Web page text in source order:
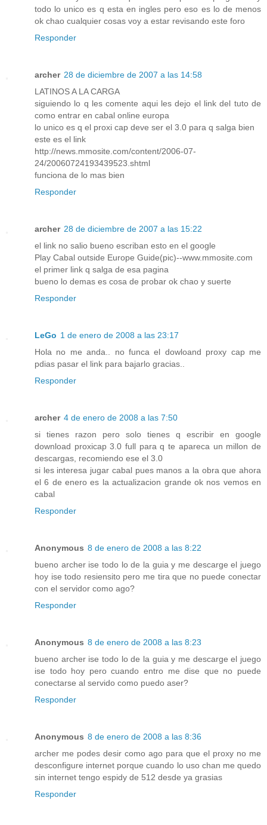
todo lo unico es q esta en ingles pero eso es lo de menos
ok chao cualquier cosas voy a estar revisando este foro
Responder
archer 28 de diciembre de 2007 a las 14:58
LATINOS A LA CARGA
siguiendo lo q les comente aqui les dejo el link del tuto de
como entrar en cabal online europa
lo unico es q el proxi cap deve ser el 3.0 para q salga bien
este es el link
http://news.mmosite.com/content/2006-07-
24/20060724193439523.shtml
funciona de lo mas bien
Responder
archer 28 de diciembre de 2007 a las 15:22
el link no salio bueno escriban esto en el google
Play Cabal outside Europe Guide(pic)--www.mmosite.com
el primer link q salga de esa pagina
bueno lo demas es cosa de probar ok chao y suerte
Responder
LeGo 1 de enero de 2008 a las 23:17
Hola no me anda.. no funca el dowloand proxy cap me
pdias pasar el link para bajarlo gracias..
Responder
archer 4 de enero de 2008 a las 7:50
si tienes razon pero solo tienes q escribir en google
download proxicap 3.0 full para q te apareca un millon de
descargas, recomiendo ese el 3.0
si les interesa jugar cabal pues manos a la obra que ahora
el 6 de enero es la actualizacion grande ok nos vemos en
cabal
Responder
Anonymous 8 de enero de 2008 a las 8:22
bueno archer ise todo lo de la guia y me descarge el juego
hoy ise todo resiensito pero me tira que no puede conectar
con el servidor como ago?
Responder
Anonymous 8 de enero de 2008 a las 8:23
bueno archer ise todo lo de la guia y me descarge el juego
ise todo hoy pero cuando entro me dise que no puede
conectarse al servido como puedo aser?
Responder
Anonymous 8 de enero de 2008 a las 8:36
archer me podes desir como ago para que el proxy no me
desconfigure internet porque cuando lo uso chan me quedo
sin internet tengo espidy de 512 desde ya grasias
Responder